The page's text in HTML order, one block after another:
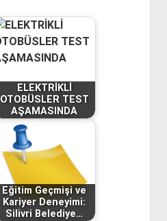
ELEKTRİKLİ
OTOBÜSLER TEST
AŞAMASINDA
Eğitim Geçmişi ve
Kariyer Deneyimi:
Silivri Belediye…